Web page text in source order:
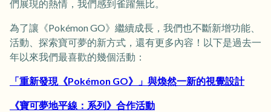
們展現的熱情，我們感到雀躍無比。
為了讓《Pokémon GO》繼續成長，我們也不斷新增功能、
活動、探索寶可夢的新方式，還有更多內容！以下是過去一
年以來我們最喜歡的幾個活動：
「重新發現《Pokémon GO》」與煥然一新的視覺設計
《寶可夢地平線：系列》合作活動